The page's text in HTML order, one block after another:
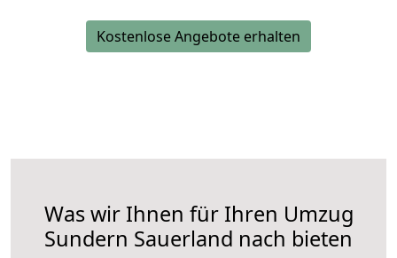
Kostenlose Angebote erhalten
Was wir Ihnen für Ihren Umzug
Sundern Sauerland nach bieten